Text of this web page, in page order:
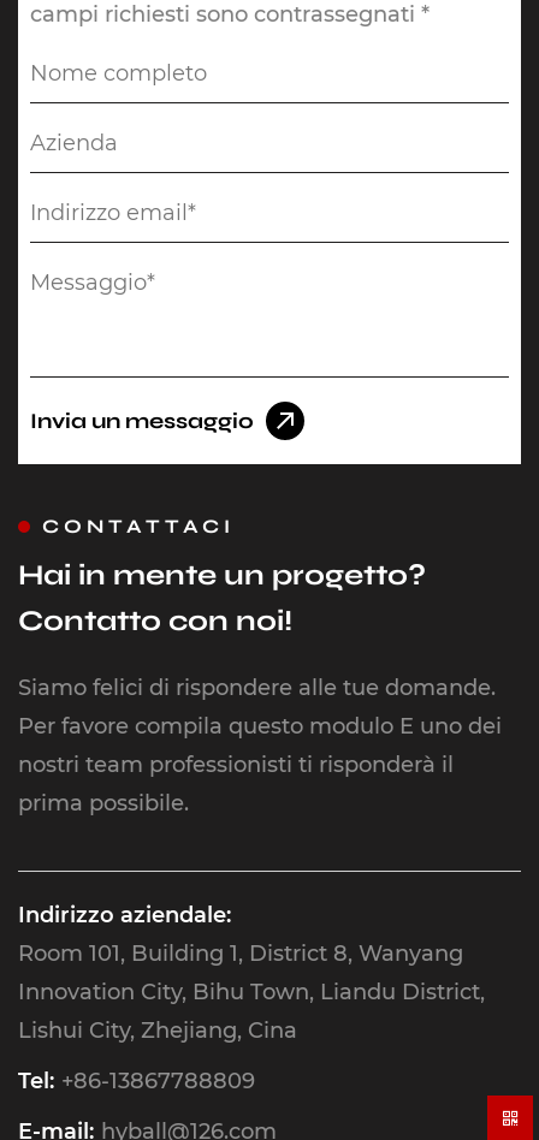
campi richiesti sono contrassegnati *
Invia un messaggio
CONTATTACI
Hai in mente un progetto?
Contatto con noi!
Siamo felici di rispondere alle tue domande.
Per favore compila questo modulo E uno dei
nostri team professionisti ti risponderà il
prima possibile.
Indirizzo aziendale:
Room 101, Building 1, District 8, Wanyang
Innovation City, Bihu Town, Liandu District,
Lishui City, Zhejiang, Cina
Tel: +86-13867788809
E-mail: hyball@126.com